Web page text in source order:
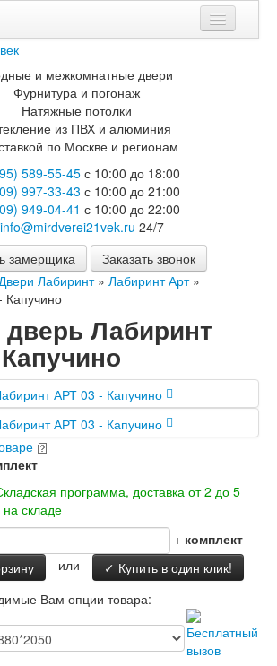
с терморазрывом для улицы
двери
Лацио
Смарт
двери
Аляска Лайт
Арт
Атлантик
Бетон
Верса
Версаль
Гранд
Дверь двойная тамбурная под
Имперо
Инфинити
Иссида
и межкомнатные двери
Фурнитура и погонаж
Натяжные потолки
из ПВХ и алюминия
по Москве и регионам
589-55-45с 10:00 до 18:00
997-33-43 с 10:00 до 21:00
949-04-41 с 10:00 до 22:00
info@mirdverei21vek.ru 24/7
замерщика
Заказать звонок
Лабиринт» Лабиринт Арт»
Капучино
Лабиринт
программа, доставка от 2 до 5
складе
+ комплект
или
✓ Купить в один клик!
Вам опции товара: